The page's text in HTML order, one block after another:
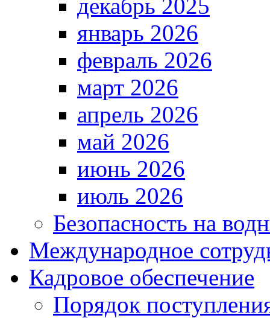
декабрь 2025
январь 2026
февраль 2026
март 2026
апрель 2026
май 2026
июнь 2026
июль 2026
Безопасность на
Международное
Кадровое обеспечение
Порядок